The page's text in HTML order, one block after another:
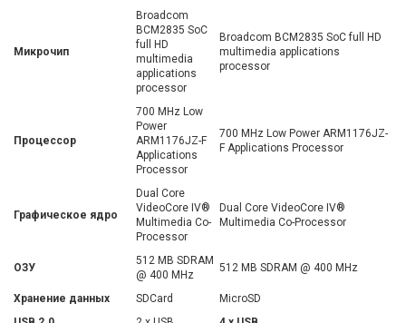
Микрочип
Broadcom
BCM2835 SoC
full HD
multimedia
applications
processor
Broadcom BCM2835 SoC full HD
multimedia applications
processor
Процессор
700 MHz Low
Power
ARM1176JZ-F
Applications
Processor
700 MHz Low Power ARM1176JZ-
F Applications Processor
Графическое ядро
Dual Core
VideoCore IV®
Multimedia Co-
Processor
Dual Core VideoCore IV®
Multimedia Co-Processor
ОЗУ
512 MB SDRAM
@ 400 MHz
512 MB SDRAM @ 400 MHz
Хранение данных SDCard
MicroSD